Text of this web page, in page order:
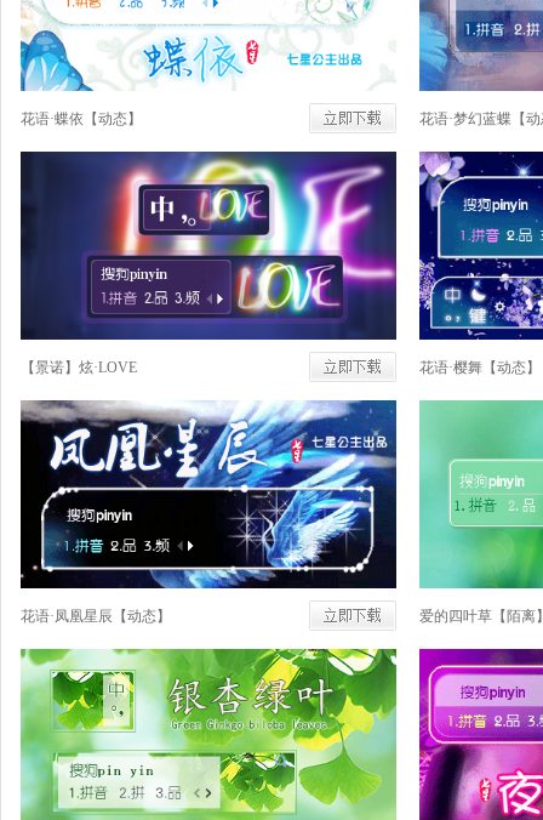
花语·蝶依【动态】 花语·梦幻蓝蝶【
【景诺】炫·LOVE 花语·樱舞【动态】
花语·凤凰星辰【动态】 爱的四叶草【陌离